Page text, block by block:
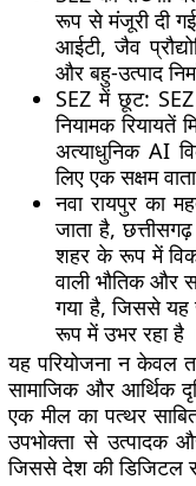
रूप से मंजूरी दी
आईटी, जैव
और बहु-उत्पाद
SEZ में छूट:
नियामक रियायतें
अत्याधुनिक AI
लिए एक सक्षम
नवा रायपुर का
जाता है,
शहर के रूप में
वाली भौतिक और
गया है, जिससे
रूप में उभर रहा है
यह परियोजना न केवल
सामाजिक और आर्थिक
एक मील का पत्थर
उपभोक्ता से उत्पादक
जिससे देश की डिजिटल